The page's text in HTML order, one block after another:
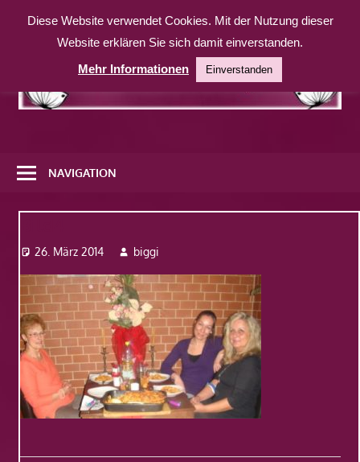
Inhalt
weitere
Website
NAVIGATION
26. März 2014 biggi
Diese Website verwendet Cookies. Mit der Nutzung dieser
Website erklären Sie sich damit einverstanden.
Mehr Informationen
Einverstanden